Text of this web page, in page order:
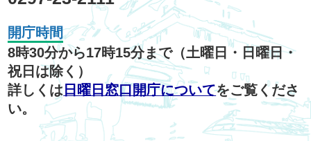
開庁時間
8時30分から17時15分まで（土曜日・日曜日・
祝日は除く）
詳しくは 日曜日窓口開庁についてをご覧くださ
い。